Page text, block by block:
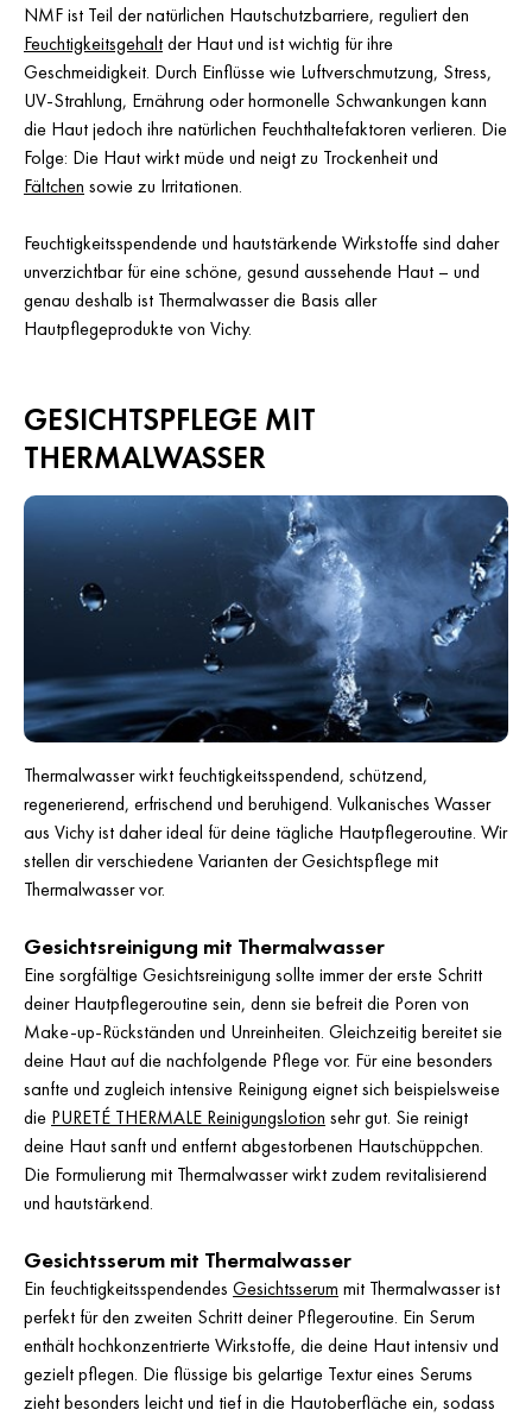
NMF ist Teil der natürlichen Hautschutzbarriere, reguliert den
Feuchtigkeitsgehaltder Haut und ist wichtig für ihre
Geschmeidigkeit. Durch Einflüsse wie Luftverschmutzung, Stress,
UV-Strahlung, Ernährung oder hormonelle Schwankungen kann
die Haut jedoch ihre natürlichen Feuchthaltefaktoren verlieren. Die
Folge: Die Haut wirkt müde und neigt zu Trockenheit und
Fältchen sowie zu Irritationen.
Feuchtigkeitsspendende und hautstärkende Wirkstoffe sind daher
unverzichtbar für eine schöne, gesund aussehende Haut – und
genau deshalb ist Thermalwasser die Basis aller
Hautpflegeprodukte von Vichy.
GESICHTSPFLEGE MIT
THERMALWASSER
Thermalwasser wirkt feuchtigkeitsspendend, schützend,
regenerierend, erfrischend und beruhigend. Vulkanisches Wasser
aus Vichy ist daher ideal für deine tägliche Hautpflegeroutine. Wir
stellen dir verschiedene Varianten der Gesichtspflege mit
Thermalwasser vor.
Gesichtsreinigung mit Thermalwasser
Eine sorgfältige Gesichtsreinigung sollte immer der erste Schritt
deiner Hautpflegeroutine sein, denn sie befreit die Poren von
Make-up-Rückständen und Unreinheiten. Gleichzeitig bereitet sie
deine Haut auf die nachfolgende Pflege vor. Für eine besonders
sanfte und zugleich intensive Reinigung eignet sich beispielsweise
die PURETÉ THERMALE Reinigungslotion sehr gut. Sie reinigt
deine Haut sanft und entfernt abgestorbenen Hautschüppchen.
Die Formulierung mit Thermalwasser wirkt zudem revitalisierend
und hautstärkend.
Gesichtsserum mit Thermalwasser
Ein feuchtigkeitsspendendes Gesichtsserum mit Thermalwasser ist
perfekt für den zweiten Schritt deiner Pflegeroutine. Ein Serum
enthält hochkonzentrierte Wirkstoffe, die deine Haut intensiv und
gezielt pflegen. Die flüssige bis gelartige Textur eines Serums
zieht besonders leicht und tief in die Hautoberfläche ein, sodass